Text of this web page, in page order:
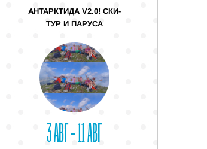
АНТАРКТИДА V2.0! СКИ-
ТУР И ПАРУСА
3 АВГ – 11 АВГ